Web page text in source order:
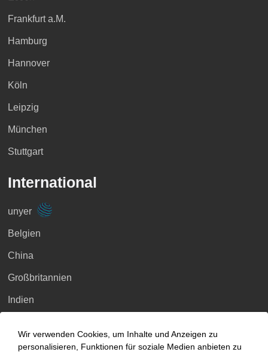
Frankfurt a.M.
Hamburg
Hannover
Köln
Leipzig
München
Stuttgart
International
unyer
Belgien
China
Großbritannien
Indien
Malaysia
Wir verwenden Cookies, um Inhalte und Anzeigen zu
personalisieren, Funktionen für soziale Medien anbieten zu